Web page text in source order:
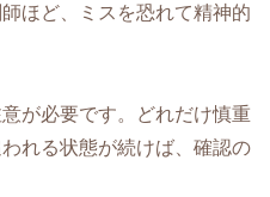
ほど、ミスを恐れて精神的
が必要です。どれだけ慎重
れる状態が続けば、確認の